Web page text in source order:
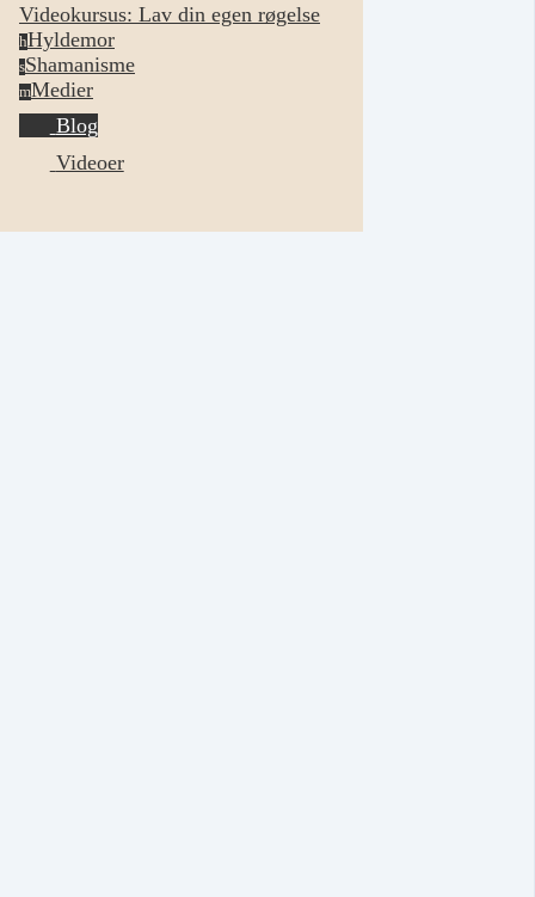
Videokursus: Lav din egen røgelse
hHyldemor
sShamanisme
mMedier
Blog
Videoer